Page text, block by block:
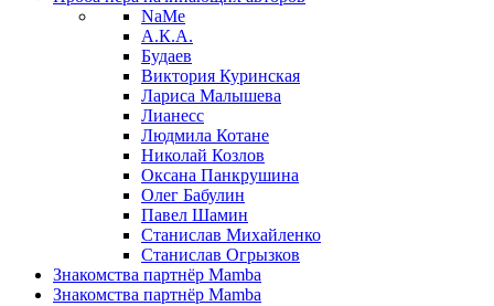
NaMe
А.К.А.
Будаев
Виктория Куринская
Лариса Малышева
Лианесс
Людмила Котане
Николай Козлов
Оксана Панкрушина
Олег Бабулин
Павел Шамин
Станислав Михайленко
Станислав Огрызков
Знакомства партнёр Mamba
Знакомства партнёр Mamba